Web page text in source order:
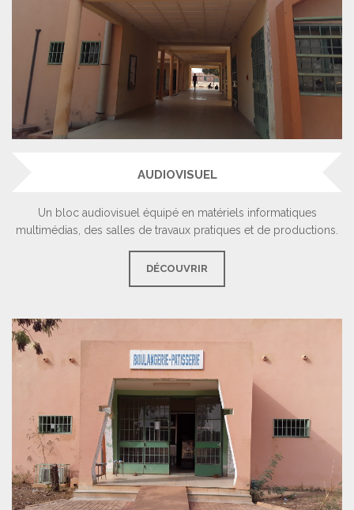
AUDIOVISUEL
Un bloc audiovisuel équipé en matériels informatiques
multimédias, des salles de travaux pratiques et de productions.
DÉCOUVRIR